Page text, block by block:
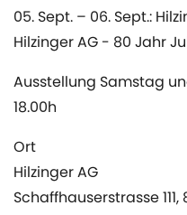
05. Sept. – 06. Sept.:
Hilzinger AG - 80 Jahr
Ausstellung Samstag
18.00h
Ort
Hilzinger AG
Schaffhauserstrasse